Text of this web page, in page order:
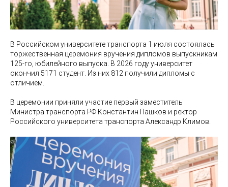
В Российском университете транспорта 1 июля состоялась
торжественная церемония вручения дипломов выпускникам
125-го, юбилейного выпуска. В 2026 году университет
окончил 5171 студент. Из них 812 получили дипломы с
отличием.
В церемонии приняли участие первый заместитель
Министра транспорта РФ Константин Пашков и ректор
Российского университета транспорта Александр Климов.